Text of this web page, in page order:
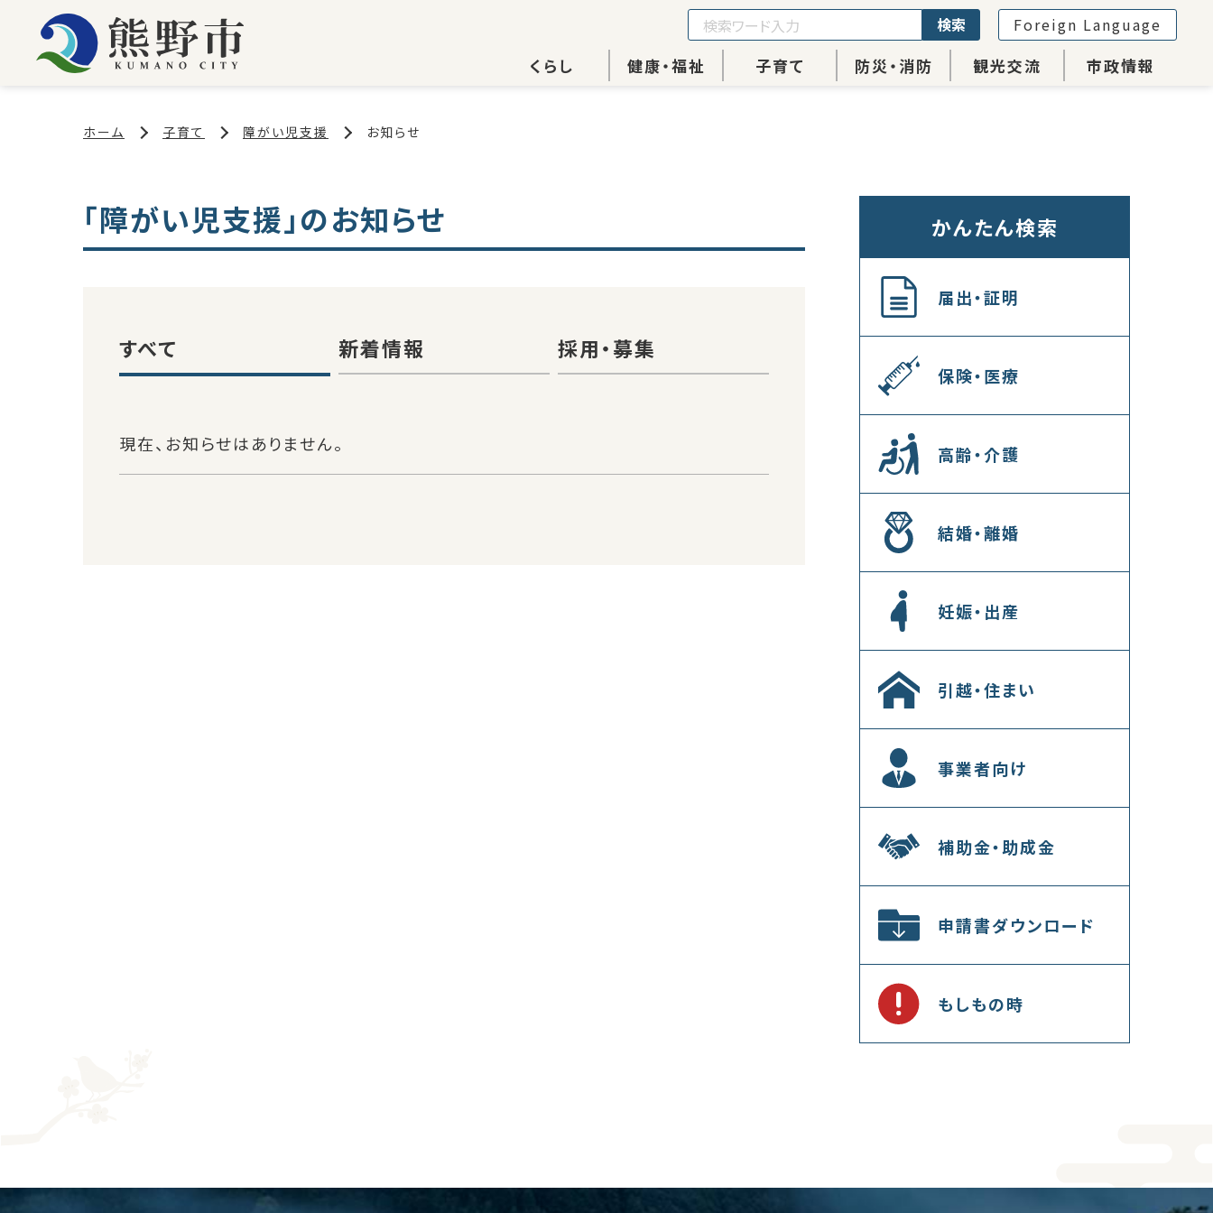
くらし 健康・福祉 子育て 防災・消防 観光交流 市政情報
検索 Foreign Language
ホーム 子育て 障がい児支援 お知らせ
「障がい児支援」のお知らせ
すべて 新着情報 採用・募集
現在、お知らせはありません。
かんたん検索
届出・証明
保険・医療
高齢・介護
結婚・離婚
妊娠・出産
引越・住まい
事業者向け
補助金・助成金
申請書ダウンロード
もしもの時